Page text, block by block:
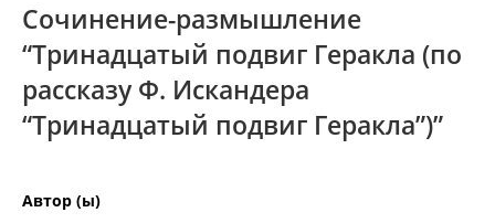
Сочинение-размышление
“Тринадцатый подвиг Геракла (по
рассказу Ф. Искандера
“Тринадцатый подвиг Геракла”)”
Автор (ы)